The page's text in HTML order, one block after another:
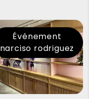
Événement
narciso rodriguez